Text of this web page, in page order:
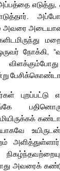
எடுத்து,
அவரை
நோக்கி,
புறப்பட்டு
உயிருடன்
அவரைக்